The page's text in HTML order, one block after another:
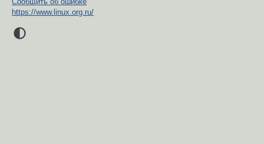
https://www.linux.org.ru/